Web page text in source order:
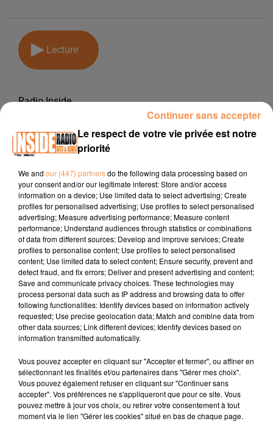
Lecture
Radio Inside
PODCAST DE PSL: EMISSION DU LUNDI 05 FEVRIER 2018
PODCAST DE PSL: EMISSION DU LUNDI 05 FÉVRIER 2018
TITRES DIFFUSÉS
4h05
4h05
THE JACKSON 5
Can You Feel It
4h02
4h02
TAYC
Réanymé
4h00
4h00
HUGEL
Movin' To The Sun
Le respect de votre vie privée est notre
priorité
We and our (447) partnersdo the following data processing based on
your consent and/or our legitimate interest: Store and/or access
information on a device; Use limited data to select advertising; Create
profiles for personalised advertising; Use profiles to select personalised
advertising; Measure advertising performance; Measure content
performance; Understand audiences through statistics or combinations
of data from different sources; Develop and improve services; Create
profiles to personalise content; Use profiles to select personalised
content; Use limited data to select content; Ensure security, prevent and
detect fraud, and fix errors; Deliver and present advertising and content;
Save and communicate privacy choices. These technologies may
process personal data such as IP address and browsing data to offer
following functionalities: Identify devices based on information actively
requested; Use precise geolocation data; Match and combine data from
other data sources; Link different devices; Identify devices based on
information transmitted automatically.
Vous pouvez accepter en cliquant sur "Accepter et fermer", ou affiner en
sélectionnant les finalités et/ou partenaires dans "Gérer mes choix".
Vous pouvez également refuser en cliquant sur "Continuer sans
accepter". Vos préférences ne s'appliqueront que pour ce site. Vous
pouvez mettre à jour vos choix, ou retirer votre consentement à tout
moment via le lien "Gérer les cookies" situé en bas de chaque page.
Continuer sans accepter